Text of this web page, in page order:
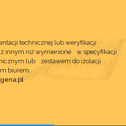
technicznej lub weryfikacji
innym niż wymienione w specyfikacji
lub zestawem do izolacji
biurem.